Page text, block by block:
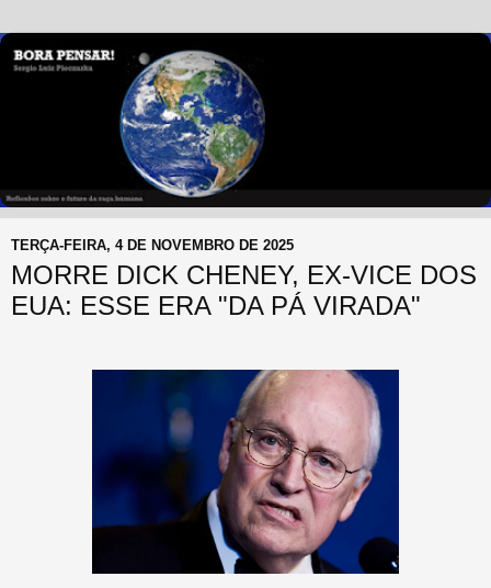
TERÇA-FEIRA, 4 DE NOVEMBRO DE 2025
MORRE DICK CHENEY, EX-VICE DOS
EUA: ESSE ERA "DA PÁ VIRADA"